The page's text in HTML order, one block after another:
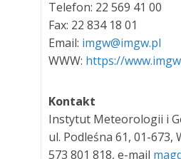
Telefon: 22 569 41 00
Fax: 22 834 18 01
Email: imgw@imgw.pl
WWW: https://
Kontakt
Instytut Meteorologii i
ul. Podleśna 61, 01-673,
573 801 818, e-mail